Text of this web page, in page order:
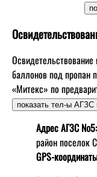
баллонов под пропан
«Митекс» по
Адрес АГЗС №5:
район поселок
GPS-